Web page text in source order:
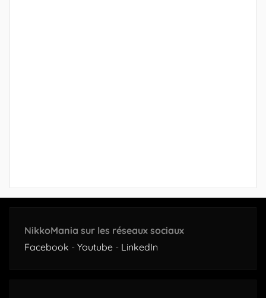
NikkoMania sur les réseaux sociaux
Facebook - Youtube - LinkedIn